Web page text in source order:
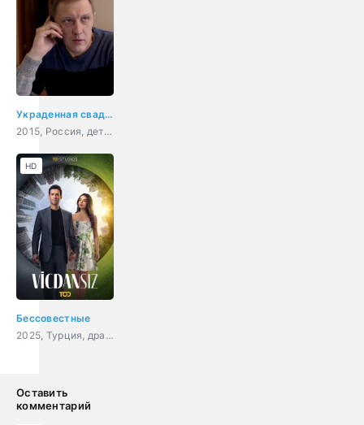
Украденная свадьба
2015, Россия, детектив, мелодрама
Бессовестные
2025, Турция, драма
HD
Оставить
комментарий